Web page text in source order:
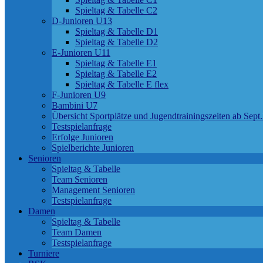
Spieltag & Tabelle C2
D-Junioren U13
Spieltag & Tabelle D1
Spieltag & Tabelle D2
E-Junioren U11
Spieltag & Tabelle E1
Spieltag & Tabelle E2
Spieltag & Tabelle E flex
F-Junioren U9
Bambini U7
Übersicht Sportplätze und Jugendtrainingszeiten ab
Testspielanfrage
Erfolge Junioren
Spielberichte Junioren
Senioren
Spieltag & Tabelle
Team Senioren
Management Senioren
Testspielanfrage
Damen
Spieltag & Tabelle
Team Damen
Testspielanfrage
Turniere